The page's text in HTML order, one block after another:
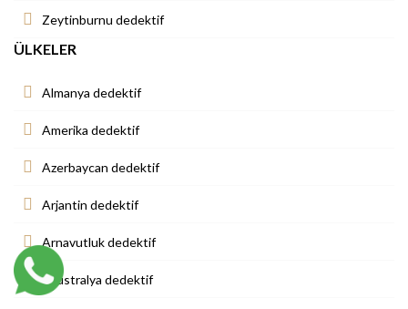
Zeytinburnu dedektif
ÜLKELER
Almanya dedektif
Amerika dedektif
Azerbaycan dedektif
Arjantin dedektif
Arnavutluk dedektif
Avustralya dedektif